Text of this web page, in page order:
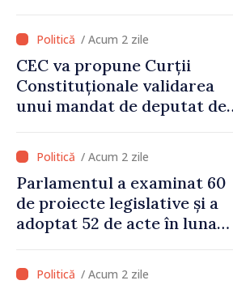
/ Acum 2 zile
CEC va propune Curții
Constituționale validarea
unui mandat de deputat de
/ Acum 2 zile
Parlamentul a examinat 60
de proiecte legislative și a
adoptat 52 de acte în luna
/ Acum 2 zile